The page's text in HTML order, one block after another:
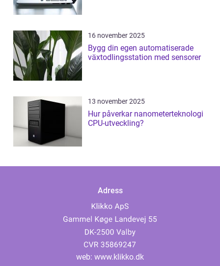
16 november 2025
Bygg din egen automatiserade
växtodlingsstation med sensorer
13 november 2025
Hur påverkar nanometerteknologi
CPU-utveckling?
Adress
web: www.klikko.dk